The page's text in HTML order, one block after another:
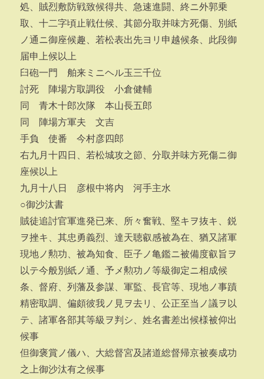
処、賊烈敷防戦致候得共、急速進闘、終ニ外郭乗
取、十二字頃止戦仕候、其節分取并味方死傷、別紙
ノ通ニ御座候趣、若松表出先ヨリ申越候条、此段御
届申上候以上
臼砲一門 舶来ミニヘル玉三千位
討死 陣場方取調役 小倉健輔
同 青木十郎次隊 本山長五郎
同 陣場方軍夫 文吉
手負 使番 今村彦四郎
右九月十四日、若松城攻之節、分取并味方死傷ニ御
座候以上
九月十八日 彦根中将内 河手主水
○御沙汰書
賊徒追討官軍進発已来、所々奮戦、堅キヲ抜キ、鋭
ヲ挫キ、其忠勇義烈、達天聴叡感被為在、猶又諸軍
現地ノ勲功、被為知食、臣子ノ亀鑑ニ被備度叡旨ヲ
以テ今般別紙ノ通、予メ勲功ノ等級御定ニ相成候
条、督府、列藩及参謀、軍監、長官等、現地ノ事蹟
精密取調、偏頗彼我ノ見ヲ去リ、公正至当ノ議ヲ以
テ、諸軍各部其等級ヲ判シ、姓名書差出候様被仰出
候事
但御褒賞ノ儀ハ、大総督宮及諸道総督帰京被奏成功
之上御沙汰有之候事